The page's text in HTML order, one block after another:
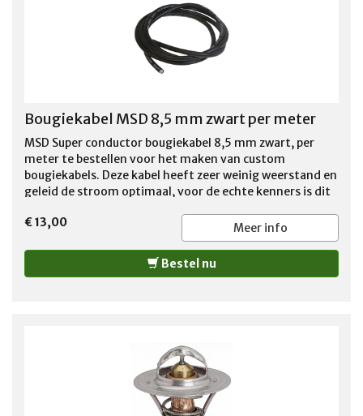
titanium protection additive is a premium-quality, full
synthetic automotive engine oil designed to provide
maximum engine protection for gasoline-fueled and
flex-fueled passenger cars and light trucks under All
operating conditions. It is particularly recommended for
US QT (946ml)
Bougiekabel MSD 8,5 mm zwart per meter
MSD Super conductor bougiekabel 8,5 mm zwart, per
meter te bestellen voor het maken van custom
bougiekabels. Deze kabel heeft zeer weinig weerstand en
geleid de stroom optimaal, voor de echte kenners is dit
de motor. Per meter te bestellen. LET OP: door u
bestelde op maat afgeknipte kabel kan niet retour
worden gezonden !!
€ 13,00 Meer info
Bestel nu